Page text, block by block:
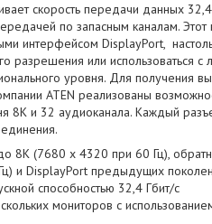
скорость передачи данных
по запасным каналам. Этот
интерфейсом DisplayPort,
разрешения или использоваться
уровня. Для получения
ATEN реализованы
8K и 32 аудиоканала. Каждый
8K (7680 x 4320 при 60 Гц),
и DisplayPort предыдущих
способностью 32,4 Гбит/с
мониторов с